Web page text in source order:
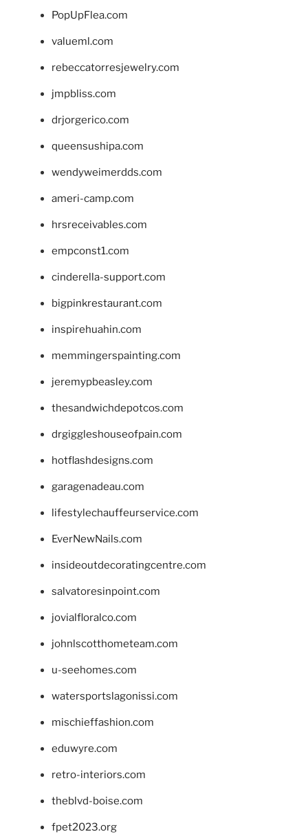
PopUpFlea.com
valueml.com
rebeccatorresjewelry.com
jmpbliss.com
drjorgerico.com
queensushipa.com
wendyweimerdds.com
ameri-camp.com
hrsreceivables.com
empconst1.com
cinderella-support.com
bigpinkrestaurant.com
inspirehuahin.com
memmingerspainting.com
jeremypbeasley.com
thesandwichdepotcos.com
drgiggleshouseofpain.com
hotflashdesigns.com
garagenadeau.com
lifestylechauffeurservice.com
EverNewNails.com
insideoutdecoratingcentre.com
salvatoresinpoint.com
jovialfloralco.com
johnlscotthometeam.com
u-seehomes.com
watersportslagonissi.com
mischieffashion.com
eduwyre.com
retro-interiors.com
theblvd-boise.com
fpet2023.org